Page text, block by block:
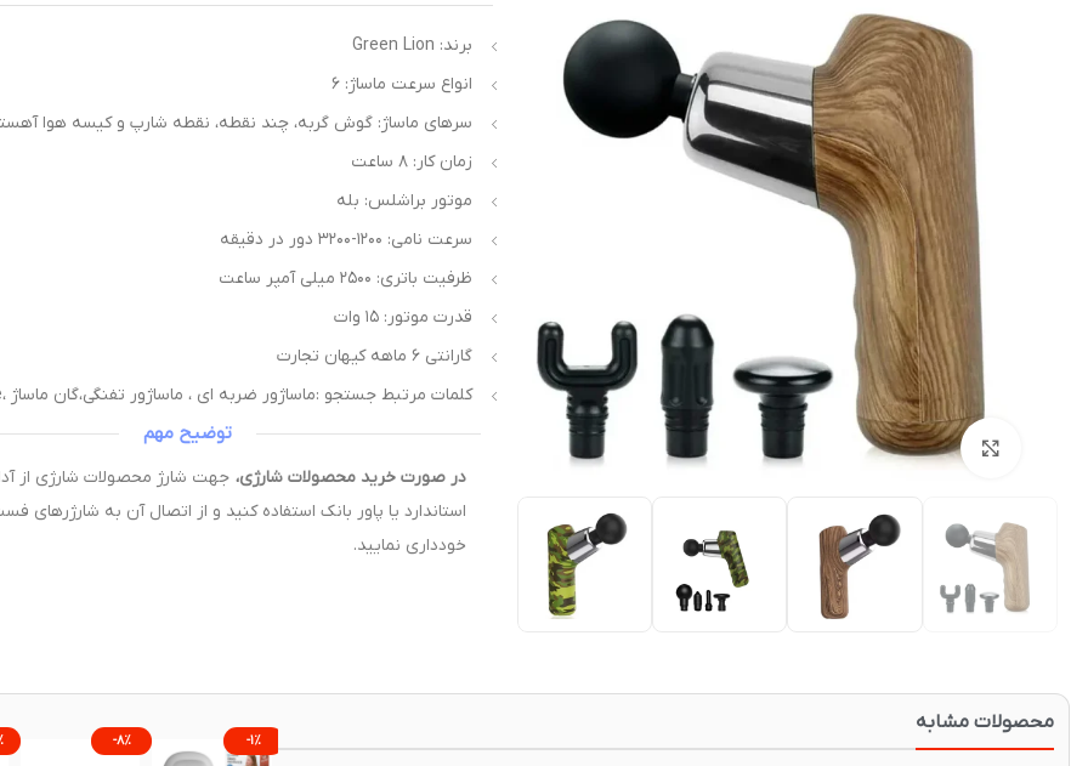
بزرگنمایی تصویر
برند: Green Lion
انواع سرعت ماساژ: ۶
سرهای ماساژ: گوش گربه، چند نقطه، نقطه شارپ و کیسه هوا
زمان کار: ۸ ساعت
موتور براشلس: بله
سرعت نامی: ۱۲۰۰-۳۲۰۰ دور در دقیقه
ظرفیت باتری: ۲۵۰۰ میلی آمپر ساعت
قدرت موتور: ۱۵ وات
گارانتی ۶ ماهه کیهان تجارت
کلمات مرتبط جستجو :ماساژور ضربه ای ، ماساژور تفنگی،گان ماساژ ،gun massage
توضیح مهم
در صورت خرید محصولات شارژی،
استاندارد یا پاور بانک استفاده کنید و از اتصال آن به شارژرهای
خودداری نمایید.
محصولات مشابه
-۱% -۸%